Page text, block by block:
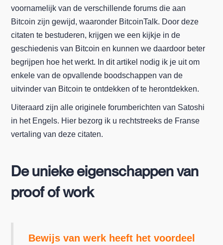
voornamelijk van de verschillende forums die aan
Bitcoin zijn gewijd, waaronder BitcoinTalk. Door deze
citaten te bestuderen, krijgen we een kijkje in de
geschiedenis van Bitcoin en kunnen we daardoor beter
begrijpen hoe het werkt. In dit artikel nodig ik je uit om
enkele van de opvallende boodschappen van de
uitvinder van Bitcoin te ontdekken of te herontdekken.
Uiteraard zijn alle originele forumberichten van Satoshi
in het Engels. Hier bezorg ik u rechtstreeks de Franse
vertaling van deze citaten.
De unieke eigenschappen van
proof of work
Bewijs van werk heeft het voordeel